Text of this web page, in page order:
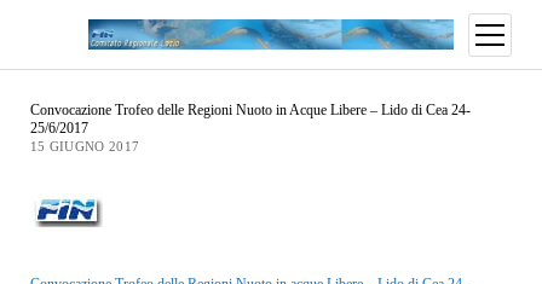
Convocazione Trofeo delle Regioni Nuoto in Acque Libere – Lido di Cea 24-
25/6/2017
15 GIUGNO 2017